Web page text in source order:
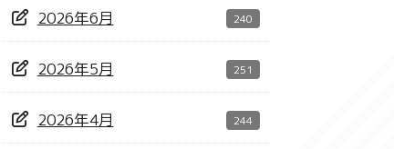
2026年6月 240
2026年5月 251
2026年4月 244